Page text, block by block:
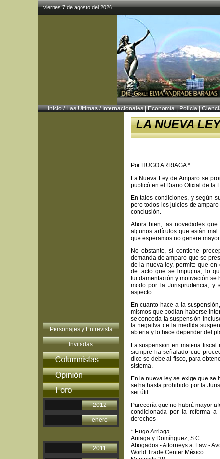
viernes 7 de agosto del 2026
Inicio/Las Ultimas/Internacionales|Economìa|Policìa|
Personajes y Entrevista
Invitadas
2012
enero
2011
LA NUEVA
Por HUGO ARRIAGA *
La Nueva Ley de Amparo se
publicó en el Diario Oficial de la
En tales condiciones, y según
pero todos los juicios de
conclusión.
Ahora bien, las novedades
algunos artículos que están
que esperamos no genere
No obstante, sí contiene
demanda de amparo que se
de la nueva ley, permite que
del acto que se impugna, lo
fundamentación y motivación se
modo por la Jurisprudencia, y
aspecto.
En cuanto hace a la
mismos que podían haberse
se conceda la suspensión
la negativa de la medida
abierta y lo hace depender del
La suspensión en materia
siempre ha señalado que
dice se debe al fisco, para
sistema.
En la nueva ley se exige que
se ha hasta prohibido por la
ser útil.
Parecería que no habrá mayor
condicionada por la reforma
derechos
* Hugo Arriaga
Arriaga y Domínguez, S.C.
Abogados - Attorneys at Law -
World Trade Center México